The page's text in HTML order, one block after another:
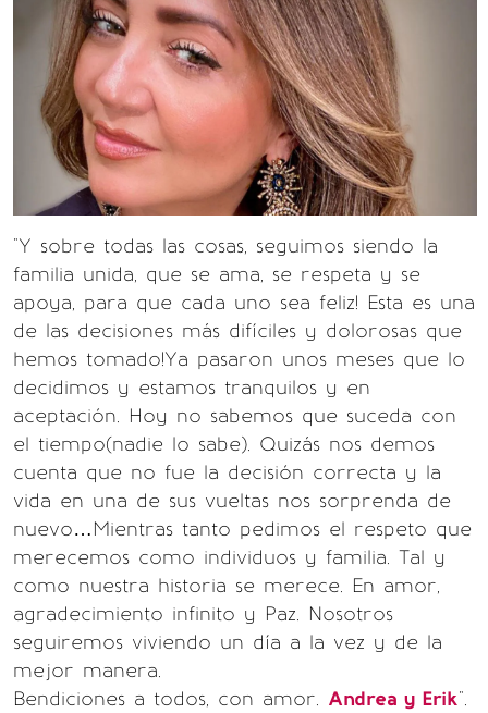
"Y sobre todas las cosas, seguimos siendo la
familia unida, que se ama, se respeta y se
apoya, para que cada uno sea feliz! Esta es una
de las decisiones más difíciles y dolorosas que
hemos tomado!Ya pasaron unos meses que lo
decidimos y estamos tranquilos y en
aceptación. Hoy no sabemos que suceda con
el tiempo(nadie lo sabe). Quizás nos demos
cuenta que no fue la decisión correcta y la
vida en una de sus vueltas nos sorprenda de
nuevo…Mientras tanto pedimos el respeto que
merecemos como individuos y familia. Tal y
como nuestra historia se merece. En amor,
agradecimiento infinito y Paz. Nosotros
seguiremos viviendo un día a la vez y de la
mejor manera.
Bendiciones a todos, con amor. Andrea y Erik".